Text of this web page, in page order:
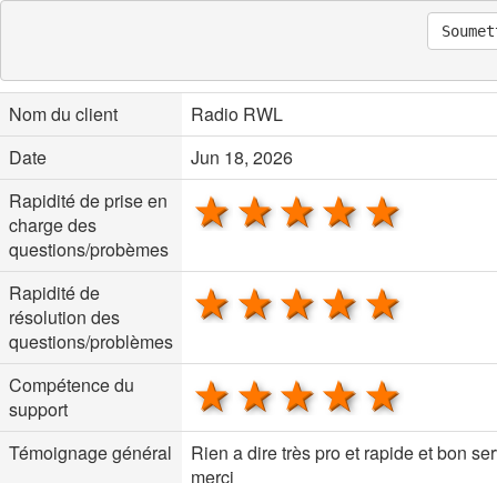
Nom du client
Radio RWL
Date
Jun 18, 2026
Rapidité de prise en
charge des
questions/probèmes
4 stars
3 stars
2 stars
1 star
Rapidité de
résolution des
questions/problèmes
4 stars
3 stars
2 stars
1 star
Compétence du
support
4 stars
3 stars
2 stars
1 star
Témoignage général
Rien a dire très pro et rapide et bon
merci